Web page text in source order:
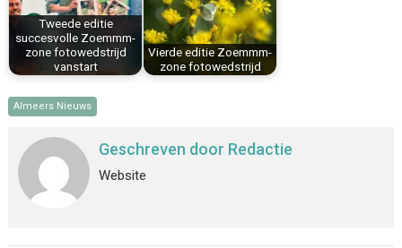
Tweede editie
succesvolle Zoemmm-
zone fotowedstrijd
vanstart
Vierde editie Zoemmm-
zone fotowedstrijd
Almeers Nieuws
Geschreven door Redactie
Website